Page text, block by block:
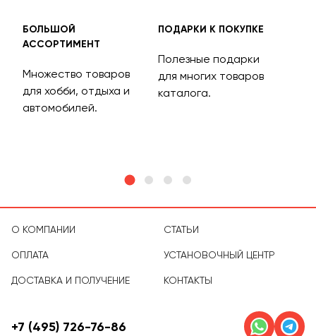
БОЛЬШОЙ
АССОРТИМЕНТ
Множество товаров
для хобби, отдыха и
автомобилей.
ПОДАРКИ К ПОКУПКЕ
Полезные подарки
для многих товаров
каталога.
О КОМПАНИИ
ОПЛАТА
ДОСТАВКА И ПОЛУЧЕНИЕ
СТАТЬИ
УСТАНОВОЧНЫЙ ЦЕНТР
КОНТАКТЫ
+7 (495) 726-76-86